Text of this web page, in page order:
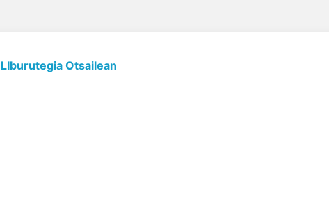
LIburutegia Otsailean